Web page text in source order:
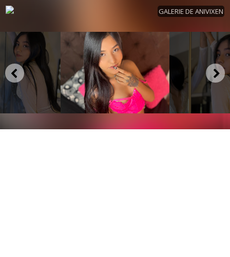
GALERIE DE ANIVIXEN